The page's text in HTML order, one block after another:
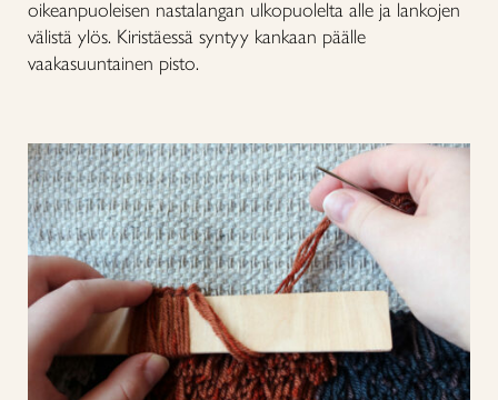
oikeanpuoleisen nastalangan ulkopuolelta alle ja lankojen
välistä ylös. Kiristäessä syntyy kankaan päälle
vaakasuuntainen pisto.